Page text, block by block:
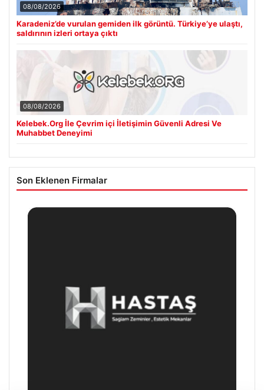
08/08/2026
Karadeniz’de vurulan gemiden ilk görüntü. Türkiye’ye ulaştı,
saldırının izleri ortaya çıktı
08/08/2026
Kelebek.Org İle Çevrim içi İletişimin Güvenli Adresi Ve
Muhabbet Deneyimi
Son Eklenen Firmalar